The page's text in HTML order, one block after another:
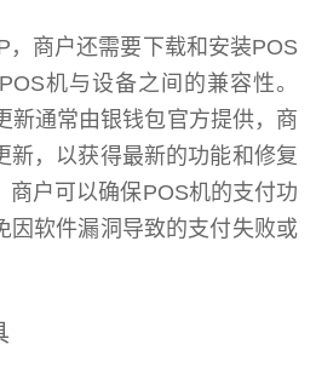
，商户还需要下载和安装POS
机与设备之间的兼容性。
新通常由银钱包官方提供，商
新，以获得最新的功能和修复
商户可以确保POS机的支付功
因软件漏洞导致的支付失败或